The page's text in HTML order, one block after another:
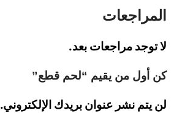
المراجعات
لا توجد مراجعات بعد.
كن أول من يقيم “لحم قطع”
لن يتم نشر عنوان بريدك الإلكتروني.